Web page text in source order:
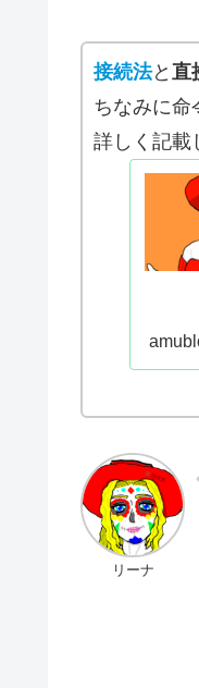
接続法と 直
ちなみに命
詳しく記載
リーナ